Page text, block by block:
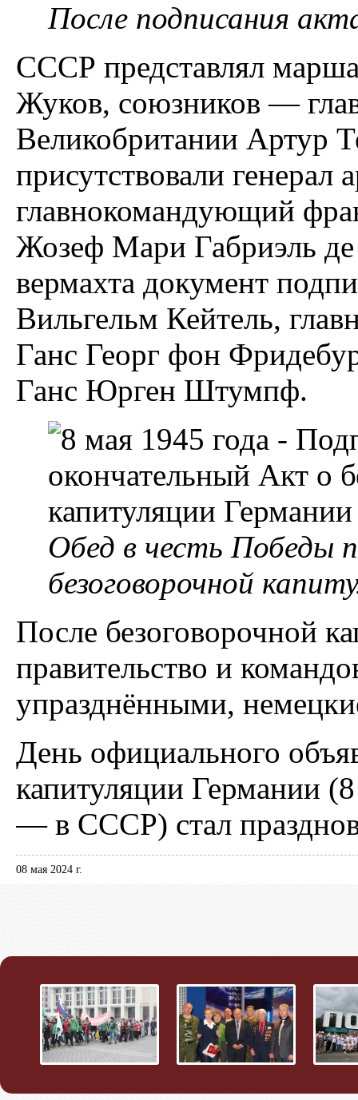
После подписания
СССР представлял
Жуков, союзников —
Великобритании Артур
присутствовали
главнокомандующий
Жозеф Мари Габриэль
вермахта документ
Вильгельм Кейтель,
Ганс Георг фон
Ганс Юрген Штумпф.
Обед в честь Победы
безоговорочной
После безоговорочной
правительство и
упразднёнными,
День официального
капитуляции Германии
— в СССР) стал
08 мая 2024 г.